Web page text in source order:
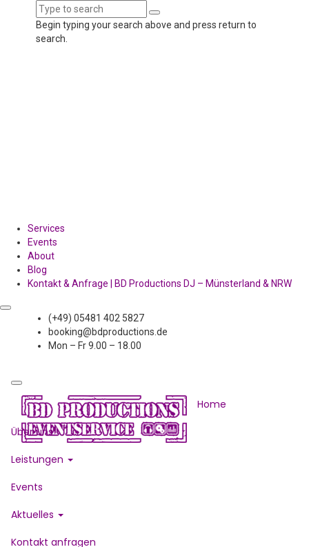
Begin typing your search above and press return to
search.
Services
Events
About
Blog
Kontakt & Anfrage | BD Productions DJ – Münsterland & NRW
(+49) 05481 402 5827
booking@bdproductions.de
Mon – Fr 9.00 – 18.00
Home
Über uns
Leistungen
Events
Aktuelles
Kontakt anfragen